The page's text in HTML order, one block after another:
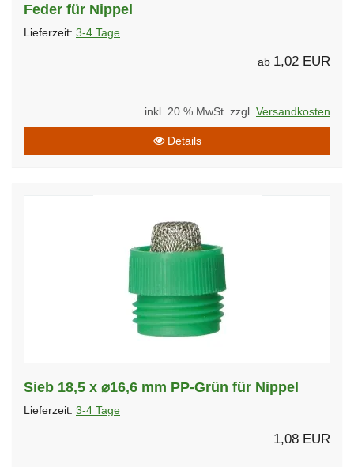
Feder für Nippel
Lieferzeit: 3-4 Tage
ab 1,02 EUR
inkl. 20 % MwSt. zzgl. Versandkosten
Details
Sieb 18,5 x ⌀16,6 mm PP-Grün für Nippel
Lieferzeit: 3-4 Tage
1,08 EUR